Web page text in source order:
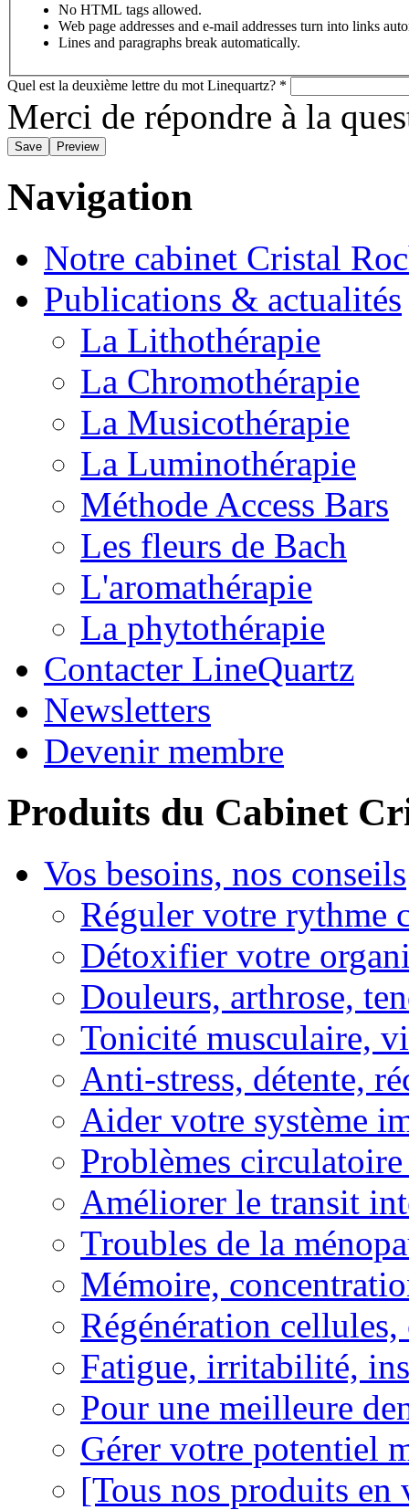
No HTML tags allowed.
Web page addresses and e-mail addresses turn into links
Lines and paragraphs break automatically.
Quel est la deuxième lettre du mot Linequartz? *
Merci de répondre à la
Navigation
Notre cabinet Cristal
Publications & actualités
La Lithothérapie
La Chromothérapie
La Musicothérapie
La Luminothérapie
Méthode Access Bars
Les fleurs de Bach
L'aromathérapie
La phytothérapie
Contacter LineQuartz
Newsletters
Devenir membre
Produits du Cabinet
Vos besoins, nos conseils
Réguler votre rythme
Détoxifier votre
Douleurs, arthrose,
Tonicité musculaire,
Anti-stress, détente,
Aider votre système
Problèmes
Améliorer le transit
Troubles de la
Mémoire,
Régénération
Fatigue, irritabilité,
Pour une meilleure
Gérer votre potentiel
[Tous nos produits en